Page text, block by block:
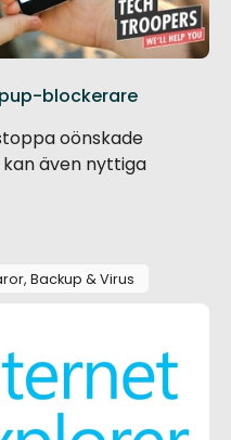
blockerare
oönskade
även nyttiga
Backup & Virus